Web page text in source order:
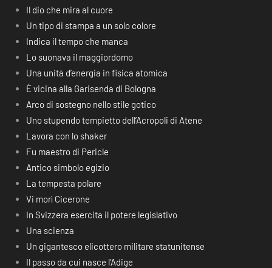
Il dio che mira al cuore
Un tipo di stampa a un solo colore
Indica il tempo che manca
Lo suonava il maggiordomo
Una unità d’energia in fisica atomica
È vicina alla Garisenda di Bologna
Arco di sostegno nello stile gotico
Uno stupendo tempietto dell’Acropoli di Atene
Lavora con lo shaker
Fu maestro di Pericle
Antico simbolo egizio
La tempesta polare
Vi morì Cicerone
In Svizzera esercita il potere legislativo
Una scienza
Un gigantesco elicottero militare statunitense
Il passo da cui nasce l’Adige